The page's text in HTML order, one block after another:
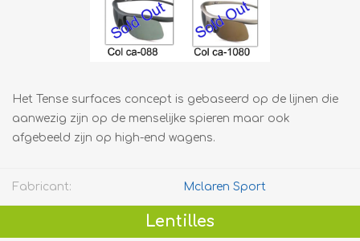
Het Tense surfaces concept is gebaseerd op de lijnen die
aanwezig zijn op de menselijke spieren maar ook
afgebeeld zijn op high-end wagens.
Fabricant: Mclaren Sport
Lentilles